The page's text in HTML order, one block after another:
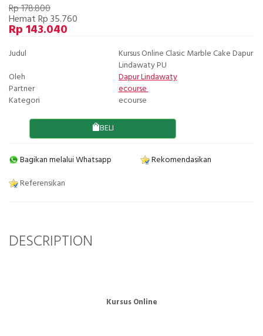
Rp 178.800
Hemat Rp 35.760
Rp 143.040
Judul
Kursus Online Clasic Marble Cake Dapur
Lindawaty PU
Oleh
Dapur Lindawaty
Partner
ecourse
Kategori
ecourse
BELI
Bagikan melalui Whatsapp
Rekomendasikan
Referensikan
DESCRIPTION
Kursus Online